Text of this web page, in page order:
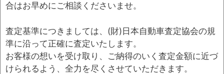
合はお早めにご相談くださいませ。
査定基準につきましては、(財)日本自動車査定協会の規
準に沿って正確に査定いたします。
お客様の想いを受け取り、ご納得のいく査定金額に近づ
けられるよう、全力を尽くさせていただきます。